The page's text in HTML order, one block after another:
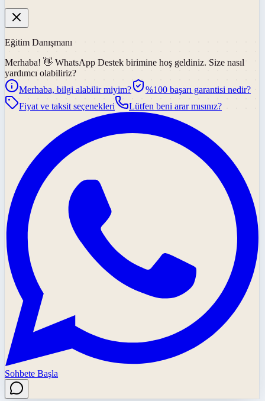
Eğitim Danışmanı
Merhaba! 👋 WhatsApp Destek birimine hoş geldiniz. Size nasıl
yardımcı olabiliriz?
Merhaba, bilgi alabilir miyim?
%100 başarı garantisi nedir?
Fiyat ve taksit seçenekleri
Lütfen beni arar mısınız?
Sohbete Başla